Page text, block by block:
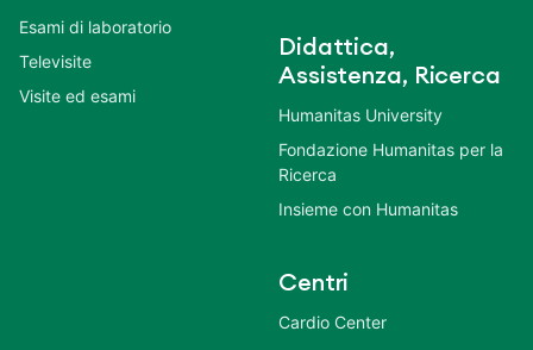
Esami di laboratorio
Televisite
Visite ed esami
Didattica,
Assistenza, Ricerca
Humanitas University
Fondazione Humanitas per la
Ricerca
Insieme con Humanitas
Centri
Cardio Center